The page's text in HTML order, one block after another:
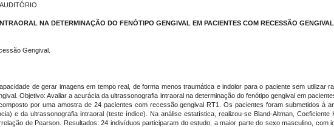
NA DETERMINAÇÃO DO FENÓTIPO GENGIVAL EM PACIENTES COM RECESSÃO GENGIVAL
Gengival.
de gerar imagens em tempo real, de forma menos traumática e indolor para o paciente sem utilizar
Objetivo: Avaliar a acurácia da ultrassonografia intraoral na determinação do fenótipo gengival em
por uma amostra de 24 pacientes com recessão gengival RT1. Os pacientes foram submetidos à
e da ultrassonografia intraoral (teste índice). Na análise estatística, realizou-se Bland-Altman,
de Pearson. Resultados: 24 indivíduos participaram do estudo, a maior parte do sexo masculino, com